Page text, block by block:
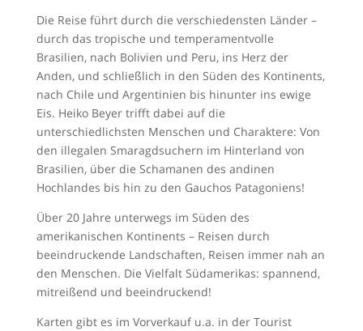
Die Reise führt durch die verschiedensten Länder –
durch das tropische und temperamentvolle
Brasilien, nach Bolivien und Peru, ins Herz der
Anden, und schließlich in den Süden des Kontinents,
nach Chile und Argentinien bis hinunter ins ewige
Eis. Heiko Beyer trifft dabei auf die
unterschiedlichsten Menschen und Charaktere: Von
den illegalen Smaragdsuchern im Hinterland von
Brasilien, über die Schamanen des andinen
Hochlandes bis hin zu den Gauchos Patagoniens!
Über 20 Jahre unterwegs im Süden des
amerikanischen Kontinents – Reisen durch
beeindruckende Landschaften, Reisen immer nah an
den Menschen. Die Vielfalt Südamerikas: spannend,
mitreißend und beeindruckend!
Karten gibt es im Vorverkauf u.a. in der Tourist